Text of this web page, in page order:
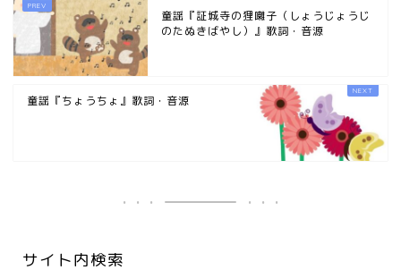
童謡『証城寺の狸囃子（しょうじょうじ
のたぬきばやし）』歌詞・音源
童謡『ちょうちょ』歌詞・音源
サイト内検索